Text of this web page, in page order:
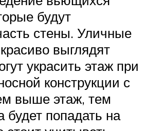
будут
стены. Уличные
выглядят
украсить этаж при
конструкции с
выше этаж, тем
будет попадать на